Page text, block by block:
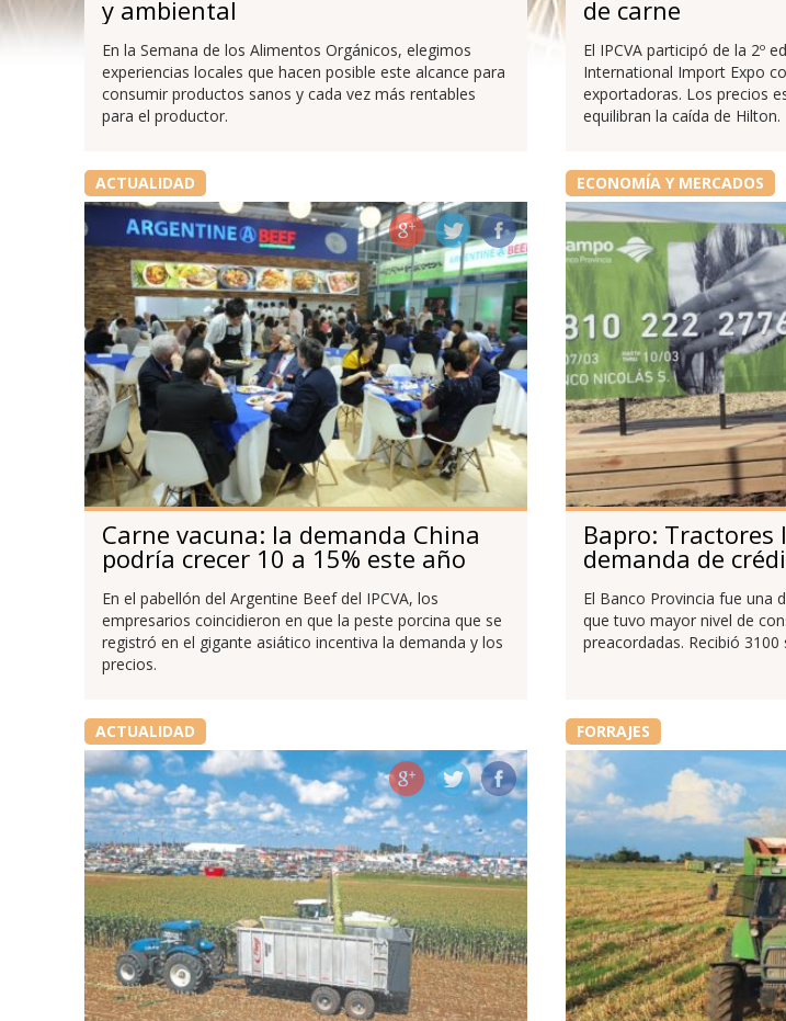
y ambiental
En la Semana de los Alimentos Orgánicos, elegimos
experiencias locales que hacen posible este alcance para
consumir productos sanos y cada vez más rentables
para el productor.
de carne
El IPCVA participó de la 2º
International Import Expo
exportadoras. Los precios
equilibran la caída de Hilton.
ACTUALIDAD
Carne vacuna: la demanda China
podría crecer 10 a 15% este año
En el pabellón del Argentine Beef del IPCVA, los
empresarios coincidieron en que la peste porcina que se
registró en el gigante asiático incentiva la demanda y los
precios.
ECONOMÍA Y MERCADOS
Bapro: Tractores
demanda de
El Banco Provincia fue una
que tuvo mayor nivel de
preacordadas. Recibió
ACTUALIDAD FORRAJES